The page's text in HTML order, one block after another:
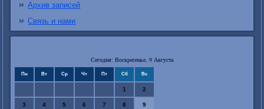
Архив записей
Связь и нами
Сегодня: Воскресенье, 9 Августа
Пн Вт Ср Чт Пт Сб Вс
1 2
3 4 5 6 7 8 9